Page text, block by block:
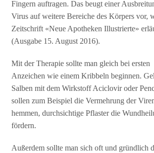
Fingern auftragen. Das beugt einer
Virus auf weitere Bereiche des Körpers vor,
Zeitschrift «Neue Apotheken Illustrierte»
(Ausgabe 15. August 2016).
Mit der Therapie sollte man gleich bei ersten
Anzeichen wie einem Kribbeln beginnen.
Salben mit dem Wirkstoff Aciclovir oder
sollen zum Beispiel die Vermehrung der
hemmen, durchsichtige Pflaster die
fördern.
Außerdem sollte man sich oft und gründlich